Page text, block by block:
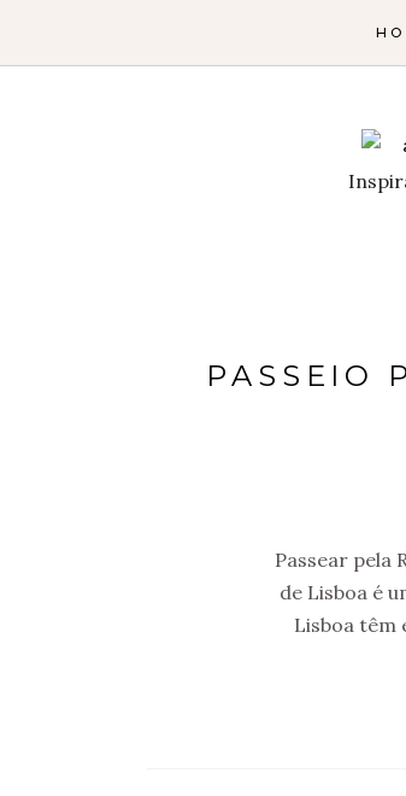
PASSEIO
Passear pela
de Lisboa é
Lisboa têm